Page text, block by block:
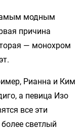
модным
причина
— монохром
Рианна и Ким
а певица Изо
все эти
светлый